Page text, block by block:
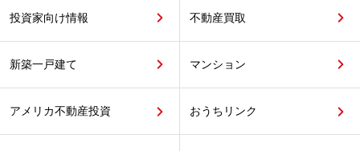
投資家向け情報 不動産買取
新築一戸建て マンション
アメリカ不動産投資 おうちリンク